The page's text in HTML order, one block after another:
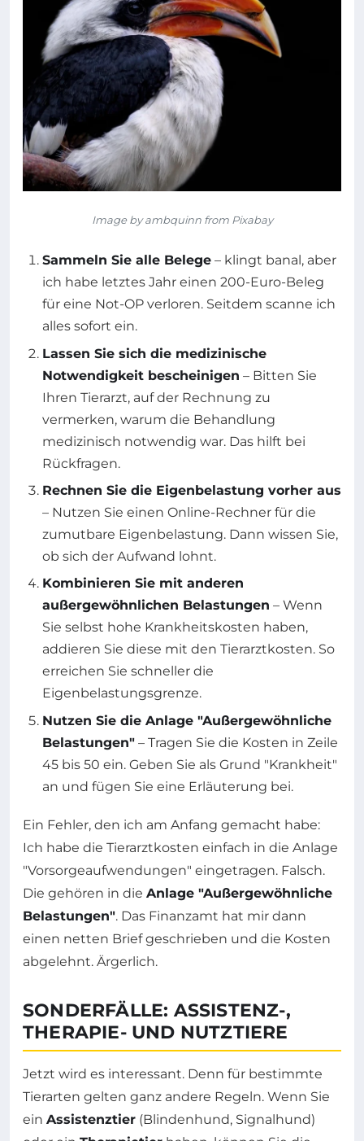
Image by ambquinn from Pixabay
Sammeln Sie alle Belege – klingt banal, aber
ich habe letztes Jahr einen 200-Euro-Beleg
für eine Not-OP verloren. Seitdem scanne ich
alles sofort ein.
Lassen Sie sich die medizinische
Notwendigkeit bescheinigen – Bitten Sie
Ihren Tierarzt, auf der Rechnung zu
vermerken, warum die Behandlung
medizinisch notwendig war. Das hilft bei
Rückfragen.
Rechnen Sie die Eigenbelastung vorher aus
– Nutzen Sie einen Online-Rechner für die
zumutbare Eigenbelastung. Dann wissen Sie,
ob sich der Aufwand lohnt.
Kombinieren Sie mit anderen
außergewöhnlichen Belastungen – Wenn
Sie selbst hohe Krankheitskosten haben,
addieren Sie diese mit den Tierarztkosten. So
erreichen Sie schneller die
Eigenbelastungsgrenze.
Nutzen Sie die Anlage "Außergewöhnliche
Belastungen" – Tragen Sie die Kosten in Zeile
45 bis 50 ein. Geben Sie als Grund "Krankheit"
an und fügen Sie eine Erläuterung bei.
Ein Fehler, den ich am Anfang gemacht habe:
Ich habe die Tierarztkosten einfach in die Anlage
"Vorsorgeaufwendungen" eingetragen. Falsch.
Die gehören in die Anlage "Außergewöhnliche
Belastungen". Das Finanzamt hat mir dann
einen netten Brief geschrieben und die Kosten
abgelehnt. Ärgerlich.
SONDERFÄLLE: ASSISTENZ-,
THERAPIE- UND NUTZTIERE
Jetzt wird es interessant. Denn für bestimmte
Tierarten gelten ganz andere Regeln. Wenn Sie
ein Assistenztier (Blindenhund, Signalhund)